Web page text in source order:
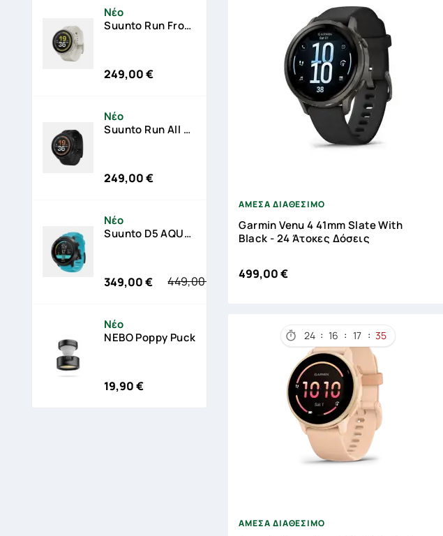
Νέο
Suunto Run Frost Gray Silicone Strap - 12 Άτοκες Δόσεις
249,00 €
Τιμή
Νέο
Suunto Run All Black Silicone Strap - 12 Άτοκες Δόσεις
249,00 €
Τιμή
Νέο
Suunto D5 AQUA - 24 Άτοκες Δόσεις
349,00 € 449,00 €
Κανονική
Τιμή
Νέο
NEBO Poppy Puck
19,90 €
Τιμή
ΑΜΕΣΑ ΔΙΑΘΕΣΙΜΟ
Garmin Venu 4 41mm Slate With
Black - 24 Άτοκες Δόσεις
499,00 €
 24 : 16 : 17 : 34
ΑΜΕΣΑ ΔΙΑΘΕΣΙΜΟ